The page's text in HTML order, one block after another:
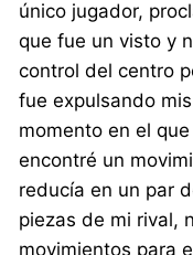
único jugador,
que fue un visto y
control del centro
fue expulsando
momento en el
encontré un
reducía en un par
piezas de mi rival,
movimientos para